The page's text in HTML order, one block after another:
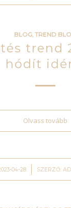
BLOG,TREND
trend
hódít
Olvass tovább
04-28 SZERZŐ: